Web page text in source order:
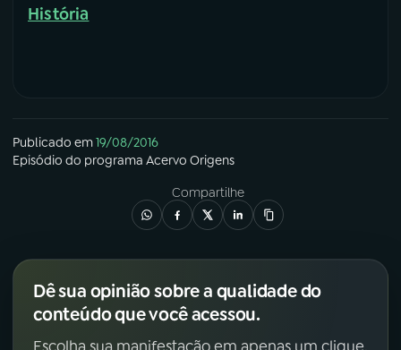
História
Publicado em19/08/2016
Episódio do programa Acervo Origens
Compartilhe
Dê sua opinião sobre a qualidade do
conteúdo que você acessou.
Escolha sua manifestação em apenas um clique.